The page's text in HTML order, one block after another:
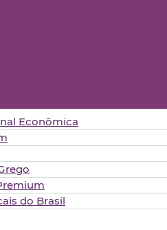
Econômica
do Brasil